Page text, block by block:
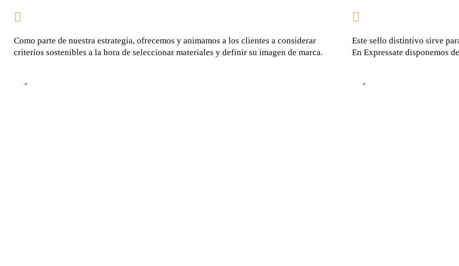
Como parte de nuestra estrategia, ofrecemos y animamos a los clientes a considerar
criterios sostenibles a la hora de seleccionar materiales y definir su imagen de marca.
Este sello distintivo sirve
En Expressate disponemos